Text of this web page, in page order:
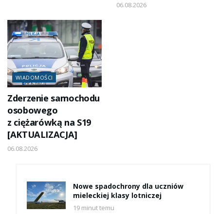
06.08.2026
WIADOMOŚCI
Zderzenie samochodu
osobowego
z ciężarówką na S19
[AKTUALIZACJA]
06.08.2026
Nowe spadochrony dla uczniów
mieleckiej klasy lotniczej
19 minut temu